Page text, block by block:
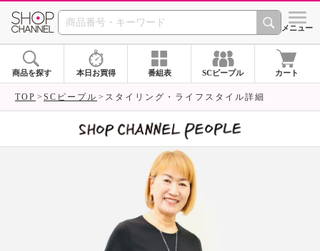
SHOP CHANNEL シメニュー
商品を探す 本日お買得 番組表 SCピープル カート
TOP SCピープル スタイリング・ライフスタイル詳細